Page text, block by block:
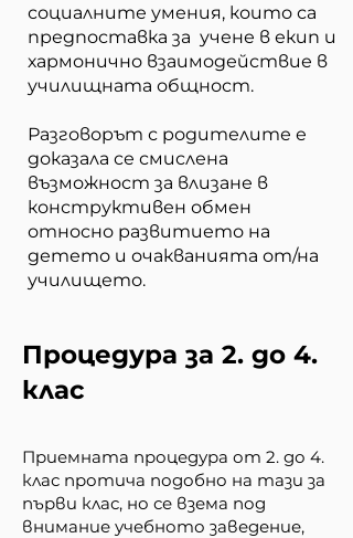
социалните умения, които са
предпоставка за учене в екип и
хармонично взаимодействие в
училищната общност.
Разговорът с родителите е
доказала се смислена
възможност за влизане в
конструктивен обмен
относно развитието на
детето и очакванията от/на
училището.
Процедура за 2. до 4.
клас
Приемната процедура от 2. до 4.
клас протича подобно на тази за
първи клас, но се взема под
внимание учебното заведение,